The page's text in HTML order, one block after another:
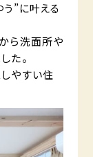
”に叶える
ら洗面所や
た。
やすい住